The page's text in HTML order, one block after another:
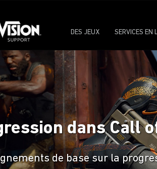
DES JEUX SERVICES EN
dans Call
de base sur la